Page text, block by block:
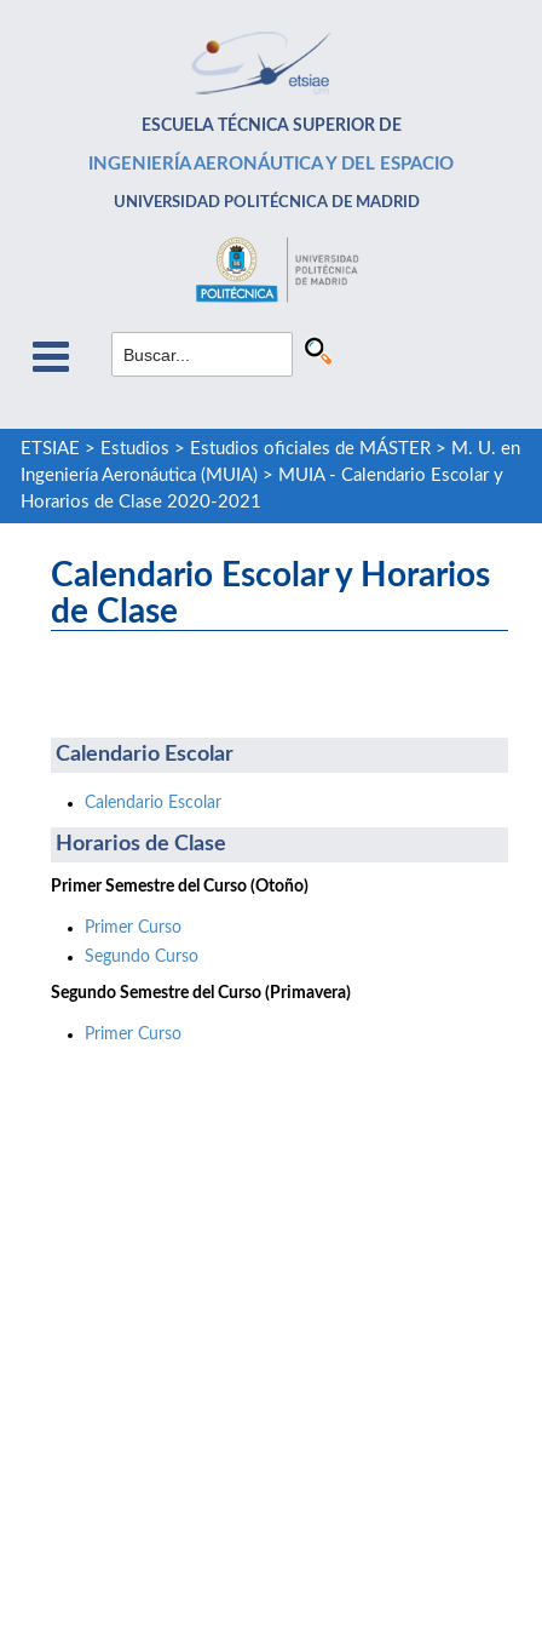
ESCUELA TÉCNICA SUPERIOR DE
INGENIERÍA AERONÁUTICA Y DEL ESPACIO
UNIVERSIDAD POLITÉCNICA DE MADRID
ETSIAE > Estudios > Estudios oficiales de MÁSTER> M. U. en
Ingeniería Aeronáutica (MUIA)> MUIA - Calendario Escolar y
Horarios de Clase 2020-2021
Calendario Escolar y Horarios
de Clase
Calendario Escolar
Calendario Escolar
Horarios de Clase
Primer Semestre del Curso (Otoño)
Primer Curso
Segundo Curso
Segundo Semestre del Curso (Primavera)
Primer Curso